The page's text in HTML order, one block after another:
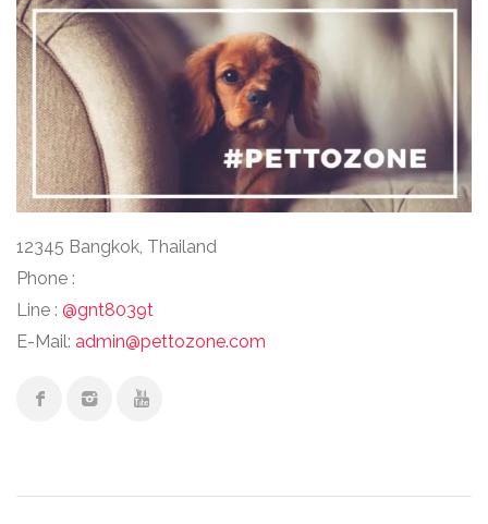
12345 Bangkok, Thailand
Phone :
Line : @gnt8039t
E-Mail: admin@pettozone.com